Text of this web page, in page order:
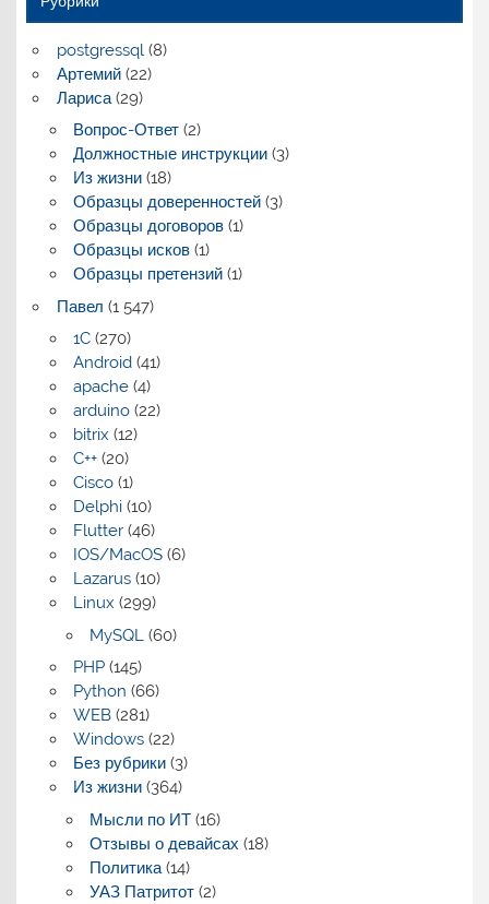
postgressql (8)
Артемий(22)
Лариса(29)
Вопрос-Ответ(2)
Должностные инструкции(3)
Из жизни(18)
Образцы доверенностей(3)
Образцы договоров(1)
Образцы исков(1)
Образцы претензий(1)
Павел (1 547)
1C(270)
Android(41)
apache(4)
arduino(22)
bitrix (12)
C++(20)
Cisco(1)
Delphi(10)
Flutter(46)
IOS/MacOS(6)
Lazarus(10)
Linux (299)
MySQL(60)
PHP(145)
Python (66)
WEB(281)
Windows(22)
Без рубрики(3)
Из жизни(364)
Мысли по ИТ(16)
Отзывы о девайсах (18)
Политика(14)
УАЗ Патритот(2)